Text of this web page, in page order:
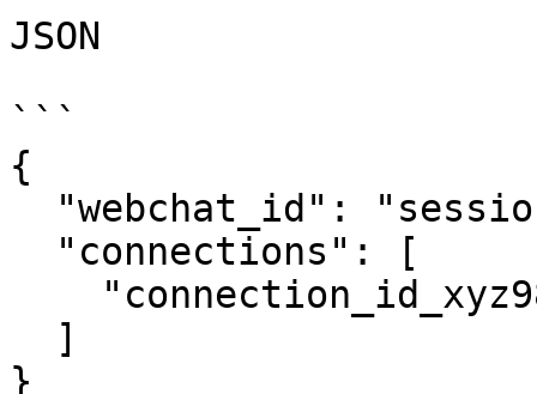
JSON
```
{
}